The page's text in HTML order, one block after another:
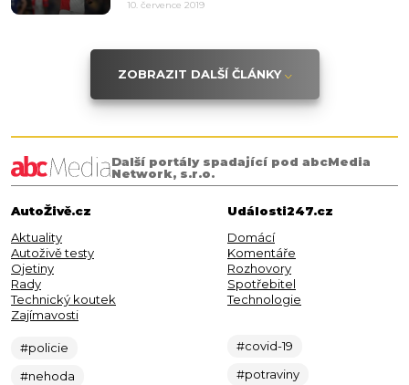
10. července 2019
ZOBRAZIT DALŠÍ ČLÁNKY
Další portály spadající pod abcMedia
Network, s.r.o.
AutoŽivě.cz
Aktuality
Autoživě testy
Ojetiny
Rady
Technický koutek
Zajímavosti
#policie
#nehoda
Události247.cz
Domácí
Komentáře
Rozhovory
Spotřebitel
Technologie
#covid-19
#potraviny